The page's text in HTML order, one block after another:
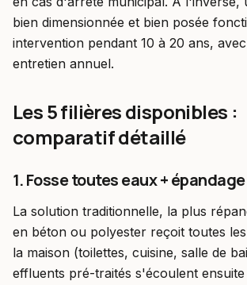
bien dimensionnée et bien posée
intervention pendant 10 à 20 ans,
entretien annuel.
Les 5 filières disponibles :
comparatif détaillé
1. Fosse toutes eaux +
La solution traditionnelle, la plus
en béton ou polyester reçoit toutes
la maison (toilettes, cuisine, salle de
effluents pré-traités s'écoulent